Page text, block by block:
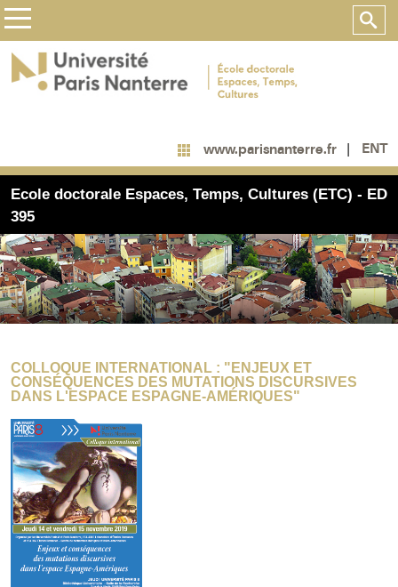
www.parisnanterre.fr ENT
Ecole doctorale Espaces, Temps, Cultures (ETC) - ED
395
COLLOQUE INTERNATIONAL : "ENJEUX ET
CONSÉQUENCES DES MUTATIONS DISCURSIVES
DANS L'ESPACE ESPAGNE-AMÉRIQUES"